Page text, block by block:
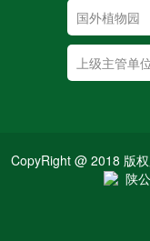
CopyRight @ 2018 版
陕